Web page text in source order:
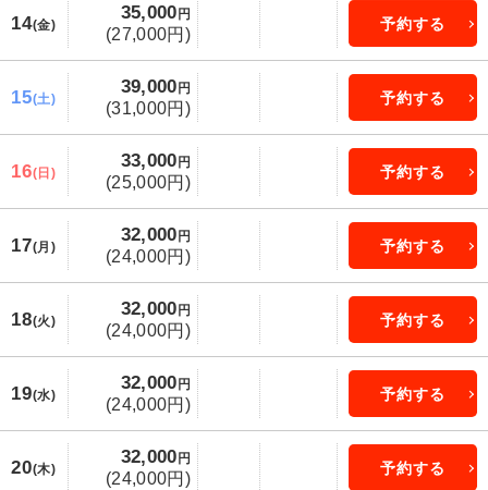
14(金)
35,000 円
(27,000円)
予約する
15(土)
39,000 円
(31,000円)
予約する
16(日)
33,000 円
(25,000円)
予約する
17(月)
32,000 円
(24,000円)
予約する
18(火)
32,000 円
(24,000円)
予約する
19(水)
32,000 円
(24,000円)
予約する
20(木)
32,000 円
(24,000円)
予約する